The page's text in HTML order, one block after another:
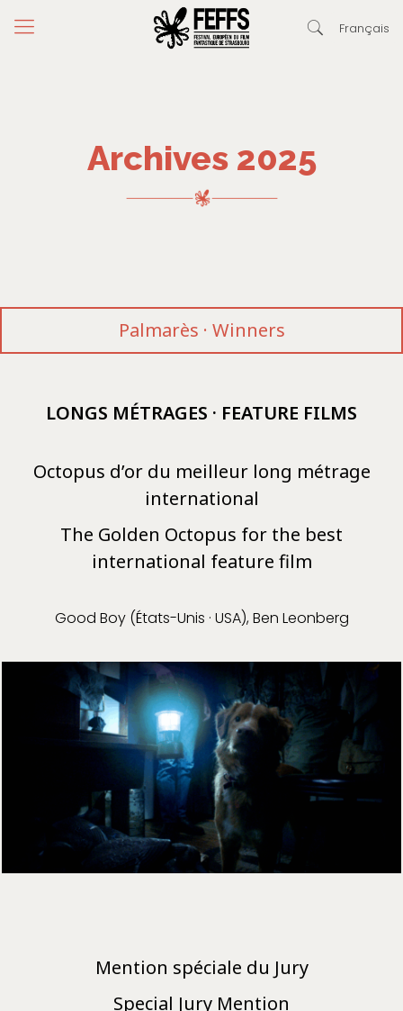
Français
Archives 2025
Palmarès · Winners
LONGS MÉTRAGES · FEATURE FILMS
Octopus d’or du meilleur long métrage
international
The Golden Octopus for the best
international feature film
Good Boy (États-Unis · USA), Ben Leonberg
Mention spéciale du Jury
Special Jury Mention